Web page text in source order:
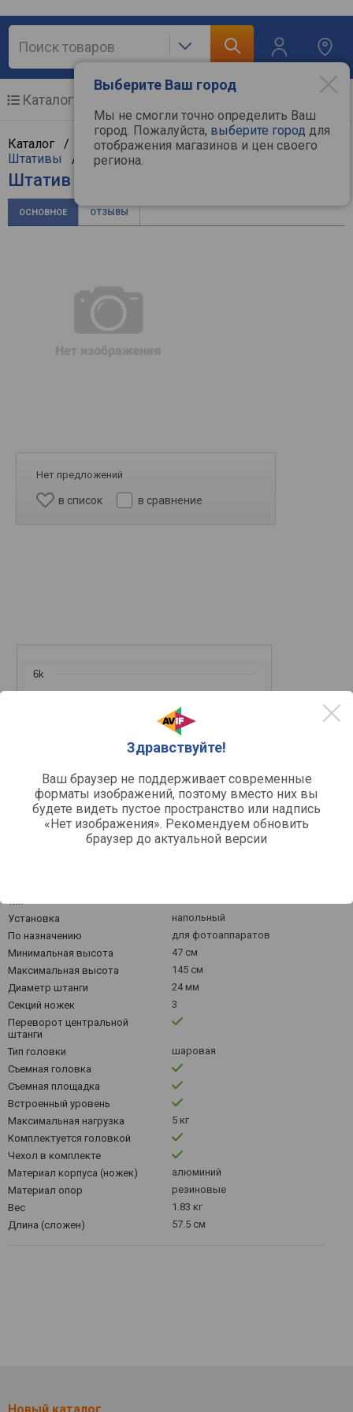
Выберите Ваш город
Мы не смогли точно определить Ваш
город. Пожалуйста, выберите город для
отображения магазинов и цен своего
региона.
Здравствуйте!
Ваш браузер не поддерживает современные
форматы изображений, поэтому вместо них вы
будете видеть пустое пространство или надпись
«Нет изображения». Рекомендуем обновить
браузер до актуальной версии
Каталог
Каталог / Фототехника/Аксессуары к фото/
Штативы
/ Falcon Eyes
Штатив Falcon Eyes Silver Line 514 BHR
ОСНОВНОЕ ОТЗЫВЫ
Нет предложений
в список в сравнение
Средняя цена
Май '26 Июль '26
6k
Тип
Установка
напольный
По назначению
для фотоаппаратов
Минимальная высота
47 см
Максимальная высота
145 см
Диаметр штанги
24 мм
Секций ножек
3
Переворот центральной
штанги
Тип головки
шаровая
Съемная головка
Съемная площадка
Встроенный уровень
Максимальная нагрузка
5 кг
Комплектуется головкой
Чехол в комплекте
Материал корпуса (ножек)
алюминий
Материал опор
резиновые
Вес
1.83 кг
Длина (сложен)
57.5 см
Новый каталог